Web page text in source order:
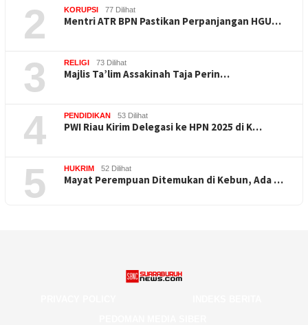
2 KORUPSI 77 Dilihat
Mentri ATR BPN Pastikan Perpanjangan HGU…
3 RELIGI 73 Dilihat
Majlis Ta’lim Assakinah Taja Perin…
4 PENDIDIKAN 53 Dilihat
PWI Riau Kirim Delegasi ke HPN 2025 di K…
5 HUKRIM 52 Dilihat
Mayat Perempuan Ditemukan di Kebun, Ada …